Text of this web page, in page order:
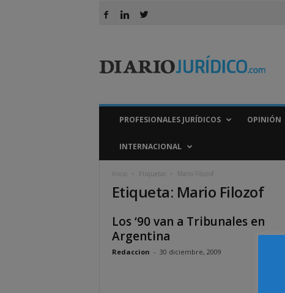
a
r
PROFESIONALES JURÍDICOS OPINIÓN
INTERNACIONAL
Inicio Etiquetas Mario Filozof
Etiqueta: Mario Filozof
Los ‘90 van a Tribunales en
Argentina
Redaccion - 30 diciembre, 2009